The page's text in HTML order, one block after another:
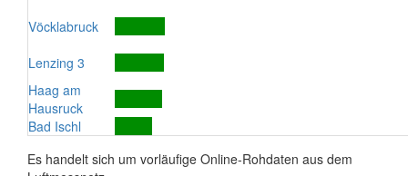
Vöcklabruck
Lenzing 3
Haag am
Hausruck
Bad Ischl
Es handelt sich um vorläufige Online-Rohdaten aus dem